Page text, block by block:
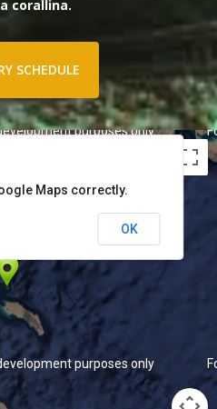
corallina.
SCHEDULE
purposes only
purposes only
Maps correctly.
OK